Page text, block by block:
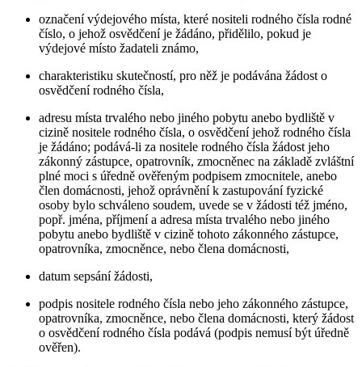
označení výdejového místa, které nositeli rodného čísla rodné
číslo, o jehož osvědčení je žádáno, přidělilo, pokud je
výdejové místo žadateli známo,
charakteristiku skutečností, pro něž je podávána žádost o
osvědčení rodného čísla,
adresu místa trvalého nebo jiného pobytu anebo bydliště v
cizině nositele rodného čísla, o osvědčení jehož rodného čísla
je žádáno; podává-li za nositele rodného čísla žádost jeho
zákonný zástupce, opatrovník, zmocněnec na základě zvláštní
plné moci s úředně ověřeným podpisem zmocnitele, anebo
člen domácnosti, jehož oprávnění k zastupování fyzické
osoby bylo schváleno soudem, uvede se v žádosti též jméno,
popř. jména, příjmení a adresa místa trvalého nebo jiného
pobytu anebo bydliště v cizině tohoto zákonného zástupce,
opatrovníka, zmocněnce, nebo člena domácnosti,
datum sepsání žádosti,
podpis nositele rodného čísla nebo jeho zákonného zástupce,
opatrovníka, zmocněnce, nebo člena domácnosti, který žádost
o osvědčení rodného čísla podává (podpis nemusí být úředně
ověřen).